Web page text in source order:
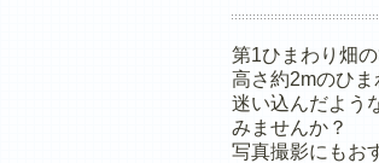
第1ひまわり畑
高さ約2mのひ
迷い込んだよう
みませんか？
写真撮影にもお